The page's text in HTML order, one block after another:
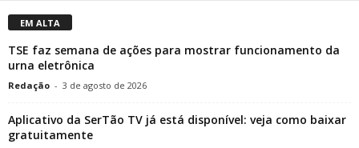
EM ALTA
TSE faz semana de ações para mostrar funcionamento da
urna eletrônica
Redação - 3 de agosto de 2026
Aplicativo da SerTão TV já está disponível: veja como baixar
gratuitamente